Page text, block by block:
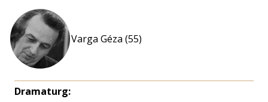
Varga Géza (55)
Dramaturg: